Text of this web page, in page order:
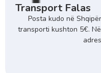
Transport Falas
Posta kudo në
transporti kushton 5€.